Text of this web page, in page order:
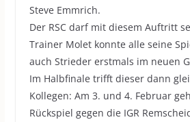
Steve Emmrich.
Der RSC darf mit diesem Auftritt
Trainer Molet konnte alle seine
auch Strieder erstmals im neuen
Im Halbfinale trifft dieser dann
Kollegen: Am 3. und 4. Februar
Rückspiel gegen die IGR